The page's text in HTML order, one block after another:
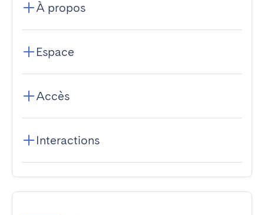
À propos
Espace
Accès
Interactions